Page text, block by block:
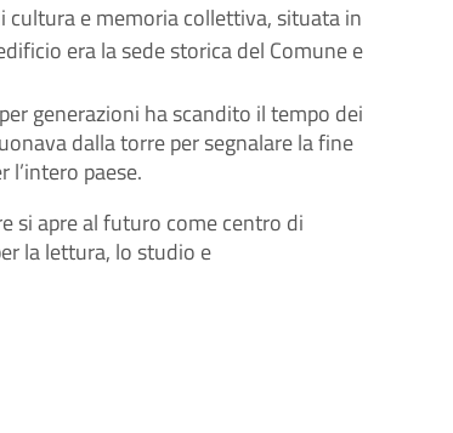
cultura e memoria collettiva, situata in
era la sede storica del Comune e
generazioni ha scandito il tempo dei
dalla torre per segnalare la fine
paese.
si apre al futuro come centro di
la lettura, lo studio e